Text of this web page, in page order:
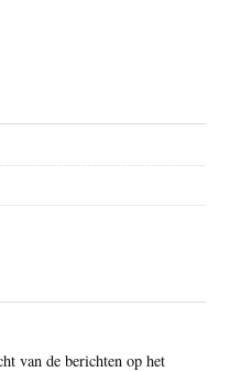
van de berichten op het